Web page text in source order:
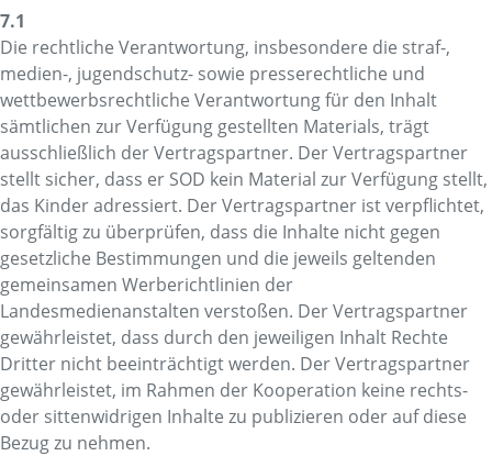
7.1
Die rechtliche Verantwortung, insbesondere die straf-,
medien-, jugendschutz- sowie presserechtliche und
wettbewerbsrechtliche Verantwortung für den Inhalt
sämtlichen zur Verfügung gestellten Materials, trägt
ausschließlich der Vertragspartner. Der Vertragspartner
stellt sicher, dass er SOD kein Material zur Verfügung stellt,
das Kinder adressiert. Der Vertragspartner ist verpflichtet,
sorgfältig zu überprüfen, dass die Inhalte nicht gegen
gesetzliche Bestimmungen und die jeweils geltenden
gemeinsamen Werberichtlinien der
Landesmedienanstalten verstoßen. Der Vertragspartner
gewährleistet, dass durch den jeweiligen Inhalt Rechte
Dritter nicht beeinträchtigt werden. Der Vertragspartner
gewährleistet, im Rahmen der Kooperation keine rechts-
oder sittenwidrigen Inhalte zu publizieren oder auf diese
Bezug zu nehmen.